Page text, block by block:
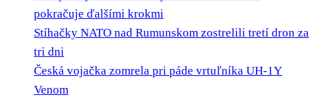
pokračuje ďalšími krokmi
Stíhačky NATO nad Rumunskom zostrelili tretí dron za
tri dni
Česká vojačka zomrela pri páde vrtuľníka UH-1Y
Venom